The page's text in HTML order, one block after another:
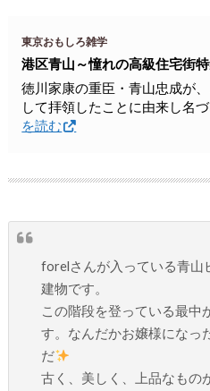
東京おもしろ雑学
港区青山～憧れの高級住宅街
徳川家康の重臣・青山忠成が
して拝領したことに由来し名
を読む
forelさんが入っている青山
建物です。
この階段を登っている最中
す。なんだかお嬢様になっ
だ
古く、美しく、上品なもの